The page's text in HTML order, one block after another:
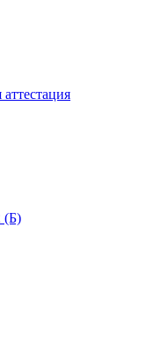
аттестация
(Б)